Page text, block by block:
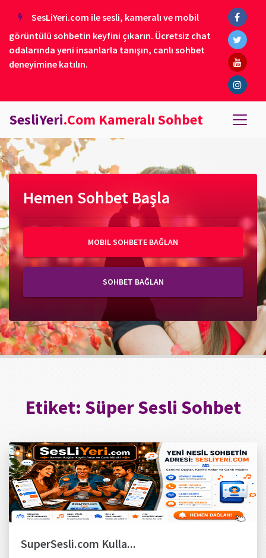
SesLiYeri.com ile sesli, kameralı ve mobil
görüntülü sohbetin keyfini çıkarın. Ücretsiz chat
odalarında yeni insanlarla tanışın, canlı sohbet
deneyimine katılın.
SesliYeri.Com Kameralı Sohbet
Hemen Sohbet Başla
MOBIL SOHBETE BAĞLAN
SOHBET BAĞLAN
Etiket: Süper Sesli Sohbet
SuperSesli.com Kulla...